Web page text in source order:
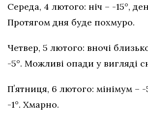
Середа, 4 лютого: ніч – -15°,
Протягом дня буде похмуро.
Четвер, 5 лютого: вночі
-5°. Можливі опади у вигляді
Пʼятниця, 6 лютого: мінімум –
-1°. Хмарно.